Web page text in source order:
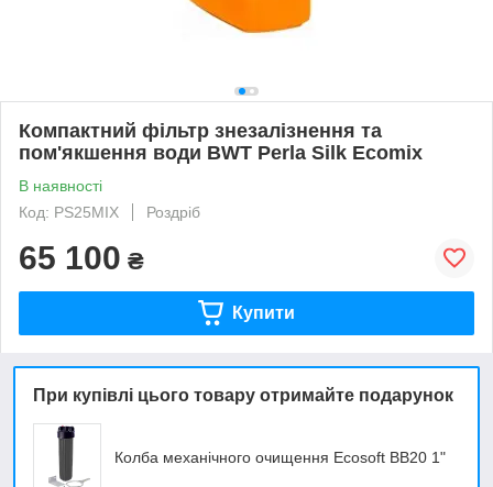
Компактний фільтр знезалізнення та
пом'якшення води BWT Perla Silk Ecomix
В наявності
Код: PS25MIX
Роздріб
65 100 ₴
Купити
При купівлі цього товару отримайте подарунок
Колба механічного очищення Ecosoft BB20 1"